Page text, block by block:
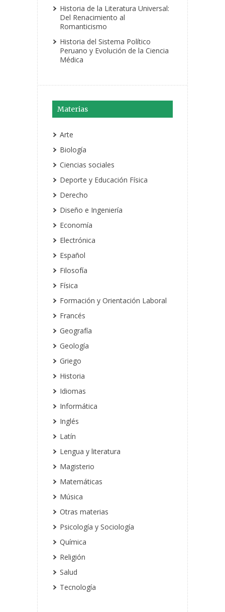
Historia de la Literatura Universal:
Del Renacimiento al
Romanticismo
Historia del Sistema Político
Peruano y Evolución de la Ciencia
Médica
Materias
Arte
Biología
Ciencias sociales
Deporte y Educación Física
Derecho
Diseño e Ingeniería
Economía
Electrónica
Español
Filosofía
Física
Formación y Orientación Laboral
Francés
Geografía
Geología
Griego
Historia
Idiomas
Informática
Inglés
Latín
Lengua y literatura
Magisterio
Matemáticas
Música
Otras materias
Psicología y Sociología
Química
Religión
Salud
Tecnología